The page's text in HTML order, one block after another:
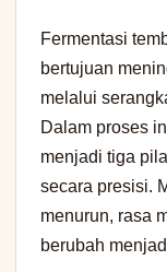
Fermentasi
bertujuan
melalui
Dalam proses
menjadi tiga
secara presisi.
menurun, rasa
berubah